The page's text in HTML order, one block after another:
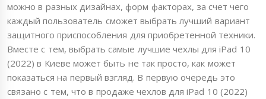
можно в разных дизайнах, форм факторах, за счет чего
каждый пользователь сможет выбрать лучший вариант
защитного приспособления для приобретенной техники.
Вместе с тем, выбрать самые лучшие чехлы для iPad 10
(2022) в Киеве может быть не так просто, как может
показаться на первый взгляд. В первую очередь это
связано с тем, что в продаже чехлов для iPad 10 (2022)